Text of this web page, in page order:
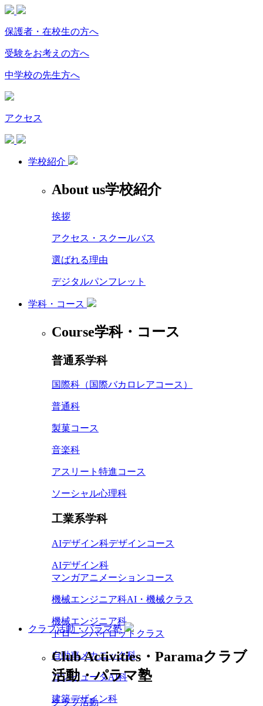
保護者・在校生の方へ
受験をお考えの方へ
中学校の先生方へ
アクセス
学校紹介
About us学校紹介
挨拶
アクセス・スクールバス
選ばれる理由
デジタルパンフレット
学科・コース
Course学科・コース
普通系学科
国際科（国際バカロレアコース）
普通科
製菓コース
音楽科
アスリート特進コース
ソーシャル心理科
工業系学科
AIデザイン科デザインコース
AIデザイン科
マンガアニメーションコース
機械エンジニア科AI・機械クラス
機械エンジニア科
ドローンパイロットクラス
自動車メカニック科
コンピュータAI科
建築デザイン科
クラブ活動・パラマ塾
Club Activities・Paramaクラブ
活動・パラマ塾
クラブ活動